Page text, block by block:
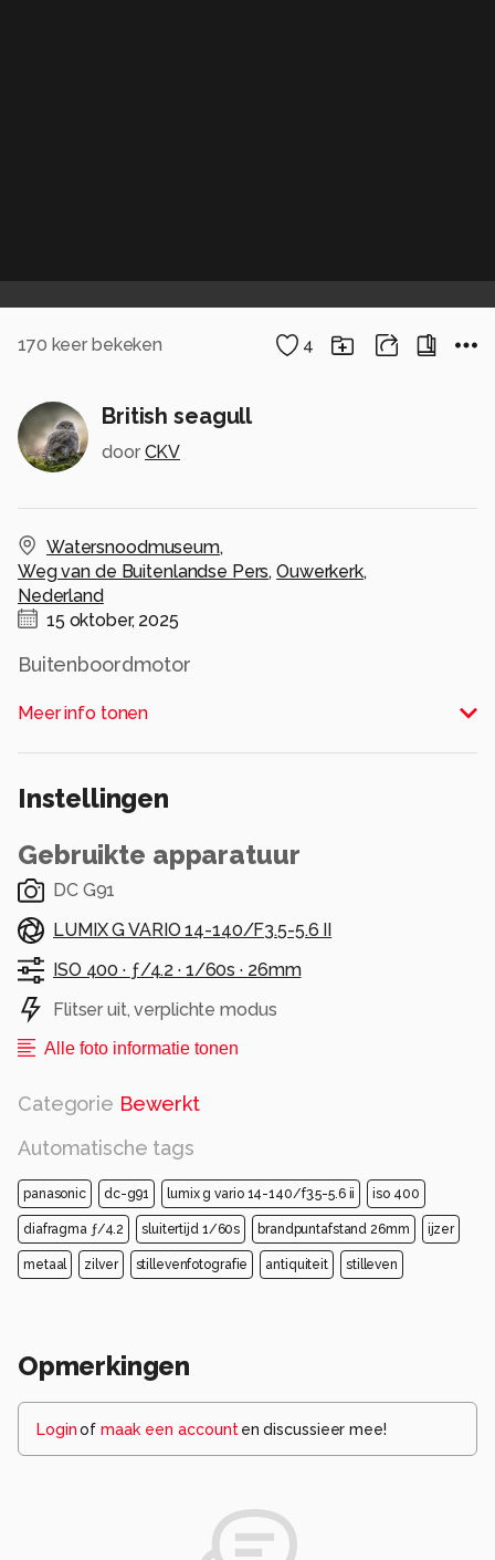
170 keer bekeken 4
British seagull
door CKV
Watersnoodmuseum,
Weg van de Buitenlandse Pers,Ouwerkerk,
Nederland
15 oktober, 2025
Buitenboordmotor
Alle rechten voorbehouden
Meer info tonen
Instellingen
Gebruikte apparatuur
DC G91
LUMIX G VARIO 14-140/F3.5-5.6 II
ISO 400 · ƒ/4.2 · 1/60s · 26mm
Flitser uit, verplichte modus
Alle foto informatie tonen
Categorie Bewerkt
Automatische tags
panasonic dc-g91 lumix g vario 14-140/f3.5-5.6 ii iso 400
diafragma ƒ/4.2 sluitertijd 1/60s brandpuntafstand 26mm ijzer
metaal zilver stillevenfotografie antiquiteit stilleven
Opmerkingen
Loginof maak een account en discussieer mee!